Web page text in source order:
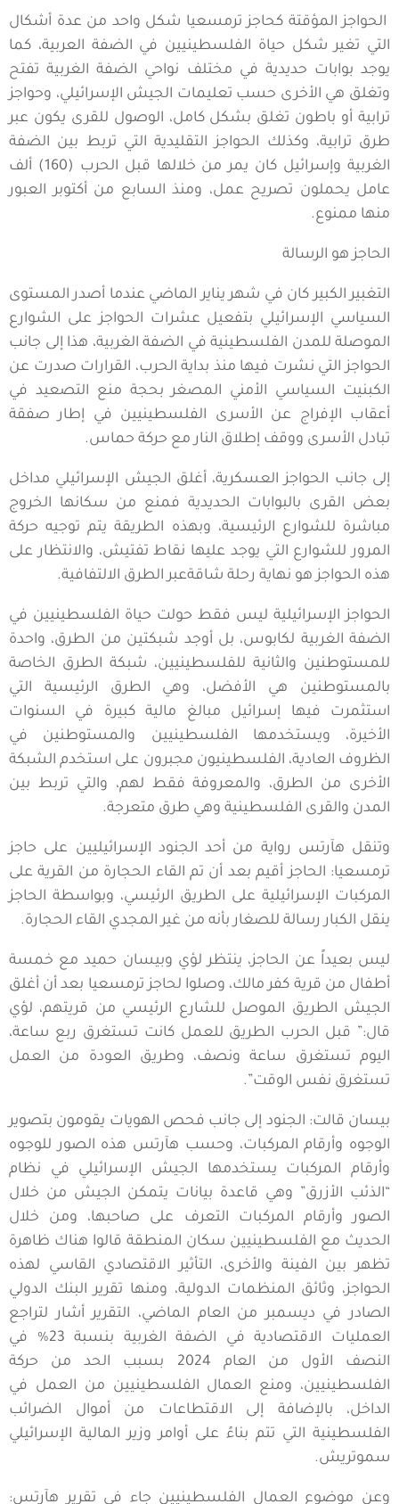
الحواجز المؤقتة كحاجز ترمسعيا شكل واحد من عدة أشكال
التي تغير شكل حياة الفلسطينيين في الضفة العربية، كما
يوجد بوابات حديدية في مختلف نواحي الضفة الغربية تفتح
وتغلق هي الأخرى حسب تعليمات الجيش الإسرائيلي، وحواجز
ترابية أو باطون تغلق بشكل كامل، الوصول للقرى يكون عبر
طرق ترابية، وكذلك الحواجز التقليدية التي تربط بين الضفة
الغربية وإسرائيل كان يمر من خلالها قبل الحرب (160) ألف
عامل يحملون تصريح عمل، ومنذ السابع من أكتوبر العبور
منها ممنوع.
الحاجز هو الرسالة
التغبير الكبير كان في شهر يناير الماضي عندما أصدر المستوى
السياسي الإسرائيلي بتفعيل عشرات الحواجز على الشوارع
الموصلة للمدن الفلسطينية في الضفة الغربية، هذا إلى جانب
الحواجز التي نشرت فيها منذ بداية الحرب، القرارات صدرت عن
الكبنيت السياسي الأمني المصغر بحجة منع التصعيد في
أعقاب الإفراج عن الأسرى الفلسطينيين في إطار صفقة
تبادل الأسرى ووقف إطلاق النار مع حركة حماس.
إلى جانب الحواجز العسكرية، أغلق الجيش الإسرائيلي مداخل
بعض القرى بالبوابات الحديدية فمنع من سكانها الخروج
مباشرة للشوارع الرئيسية، وبهذه الطريقة يتم توجيه حركة
المرور للشوارع التي يوجد عليها نقاط تفتيش، والانتظار على
هذه الحواجز هو نهاية رحلة شاقةعبر الطرق الالتفافية.
الحواجز الإسرائيلية ليس فقط حولت حياة الفلسطينيين في
الضفة الغربية لكابوس، بل أوجد شبكتين من الطرق، واحدة
للمستوطنين والثانية للفلسطينيين، شبكة الطرق الخاصة
بالمستوطنين هي الأفضل، وهي الطرق الرئيسية التي
استثمرت فيها إسرائيل مبالغ مالية كبيرة في السنوات
الأخيرة، ويستخدمها الفلسطينيين والمستوطنين في
الظروف العادية، الفلسطينيون مجبرون على استخدم الشبكة
الأخرى من الطرق، والمعروفة فقط لهم، والتي تربط بين
المدن والقرى الفلسطينية وهي طرق متعرجة.
وتنقل هآرتس رواية من أحد الجنود الإسرائيليين على حاجز
ترمسعيا: الحاجز أقيم بعد أن تم القاء الحجارة من القرية على
المركبات الإسرائيلية على الطريق الرئيسي، وبواسطة الحاجز
ينقل الكبار رسالة للصغار بأنه من غير المجدي القاء الحجارة.
ليس بعيداً عن الحاجز، ينتظر لؤي وبيسان حميد مع خمسة
أطفال من قرية كفر مالك، وصلوا لحاجز ترمسعيا بعد أن أغلق
الجيش الطريق الموصل للشارع الرئيسي من قريتهم، لؤي
قال:” قبل الحرب الطريق للعمل كانت تستغرق ربع ساعة،
اليوم تستغرق ساعة ونصف، وطريق العودة من العمل
تستغرق نفس الوقت”.
بيسان قالت: الجنود إلى جانب فحص الهويات يقومون بتصوير
الوجوه وأرقام المركبات، وحسب هآرتس هذه الصور للوجوه
وأرقام المركبات يستخدمها الجيش الإسرائيلي في نظام
“الذئب الأزرق” وهي قاعدة بيانات يتمكن الجيش من خلال
الصور وأرقام المركبات التعرف على صاحبها، ومن خلال
الحديث مع الفلسطينيين سكان المنطقة قالوا هناك ظاهرة
تظهر بين الفينة والأخرى، التأثير الاقتصادي القاسي لهذه
الحواجز، وثائق المنظمات الدولية، ومنها تقرير البنك الدولي
الصادر في ديسمبر من العام الماضي، التقرير أشار لتراجع
العمليات الاقتصادية في الضفة الغربية بنسبة 23% في
النصف الأول من العام 2024 بسبب الحد من حركة
الفلسطينيين، ومنع العمال الفلسطينيين من العمل في
الداخل، بالإضافة إلى الاقتطاعات من أموال الضرائب
الفلسطينية التي تتم بناءً على أوامر وزير المالية الإسرائيلي
سموتريش.
وعن موضوع العمال الفلسطينيين جاء في تقرير هآرتس: